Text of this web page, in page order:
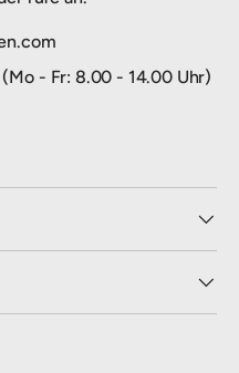
- Fr: 8.00 - 14.00 Uhr)